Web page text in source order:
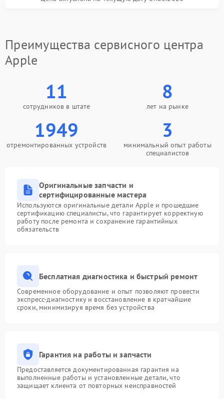
Преимущества сервисного центра
Apple
11
сотрудников в штате
8
лет на рынке
1949
отремонтированных устройств
3
минимальный опыт работы
специалистов
Оригинальные запчасти и
сертифицированные мастера
Используются оригинальные детали Apple и прошедшие
сертификацию специалисты, что гарантирует корректную
работу после ремонта и сохранение гарантийных
обязательств
Бесплатная диагностика и быстрый ремонт
Современное оборудование и опыт позволяют провести
экспресс-диагностику и восстановление в кратчайшие
сроки, минимизируя время без устройства
Гарантия на работы и запчасти
Предоставляется документированная гарантия на
выполненные работы и установленные детали, что
защищает клиента от повторных неисправностей